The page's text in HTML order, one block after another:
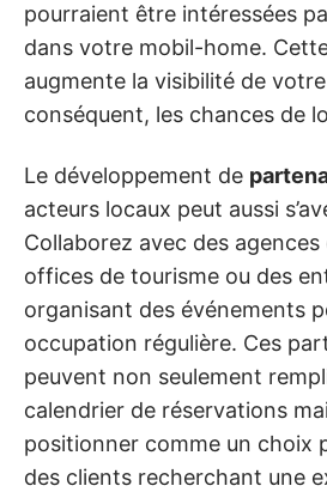
pourraient être intéressées
dans votre mobil-home.
augmente la visibilité de
conséquent, les chances de
Le développement de
acteurs locaux peut aussi
Collaborez avec des
offices de tourisme ou des
organisant des événements
occupation régulière. Ces
peuvent non seulement
calendrier de réservations
positionner comme un choix
des clients recherchant une